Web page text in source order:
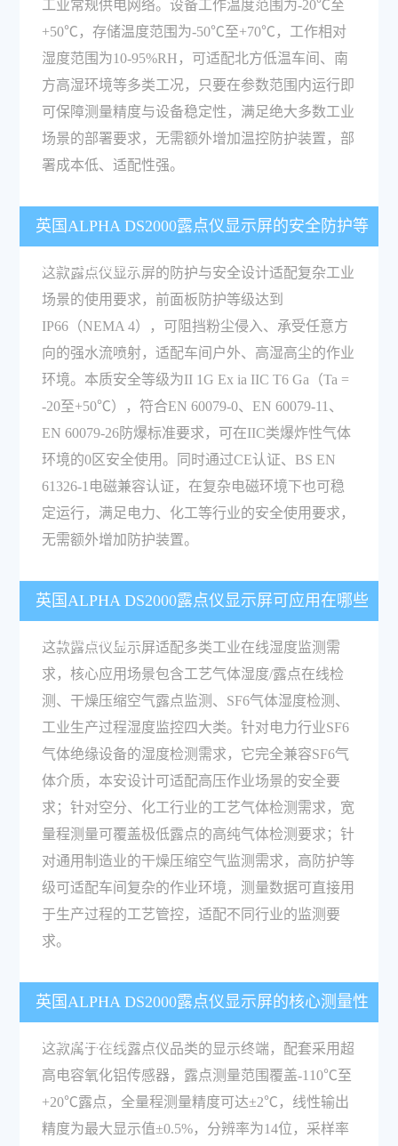
工业常规供电网络。设备工作温度范围为-20℃至
+50℃，存储温度范围为-50℃至+70℃，工作相对
湿度范围为10-95%RH，可适配北方低温车间、南
方高湿环境等多类工况，只要在参数范围内运行即
可保障测量精度与设备稳定性，满足绝大多数工业
场景的部署要求，无需额外增加温控防护装置，部
署成本低、适配性强。
英国ALPHA DS2000露点仪显示屏的安全防护等
级符合哪些标准？
这款露点仪显示屏的防护与安全设计适配复杂工业
场景的使用要求，前面板防护等级达到
IP66（NEMA 4），可阻挡粉尘侵入、承受任意方
向的强水流喷射，适配车间户外、高湿高尘的作业
环境。本质安全等级为II 1G Ex ia IIC T6 Ga（Ta =
-20至+50℃），符合EN 60079-0、EN 60079-11、
EN 60079-26防爆标准要求，可在IIC类爆炸性气体
环境的0区安全使用。同时通过CE认证、BS EN
61326-1电磁兼容认证，在复杂电磁环境下也可稳
定运行，满足电力、化工等行业的安全使用要求，
无需额外增加防护装置。
英国ALPHA DS2000露点仪显示屏可应用在哪些
工业检测场景？
这款露点仪显示屏适配多类工业在线湿度监测需
求，核心应用场景包含工艺气体湿度/露点在线检
测、干燥压缩空气露点监测、SF6气体湿度检测、
工业生产过程湿度监控四大类。针对电力行业SF6
气体绝缘设备的湿度检测需求，它完全兼容SF6气
体介质，本安设计可适配高压作业场景的安全要
求；针对空分、化工行业的工艺气体检测需求，宽
量程测量可覆盖极低露点的高纯气体检测要求；针
对通用制造业的干燥压缩空气监测需求，高防护等
级可适配车间复杂的作业环境，测量数据可直接用
于生产过程的工艺管控，适配不同行业的监测要
求。
英国ALPHA DS2000露点仪显示屏的核心测量性
能参数有哪些？
这款属于在线露点仪品类的显示终端，配套采用超
高电容氧化铝传感器，露点测量范围覆盖-110℃至
+20℃露点，全量程测量精度可达±2℃，线性输出
精度为最大显示值±0.5%，分辨率为14位，采样率